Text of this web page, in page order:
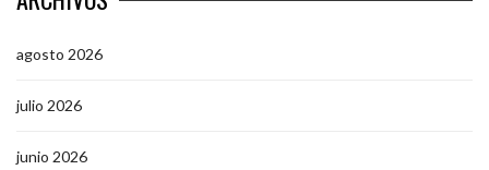
agosto 2026
julio 2026
junio 2026